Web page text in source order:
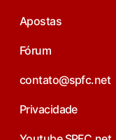
Apostas
Fórum
contato@spfc.net
Privacidade